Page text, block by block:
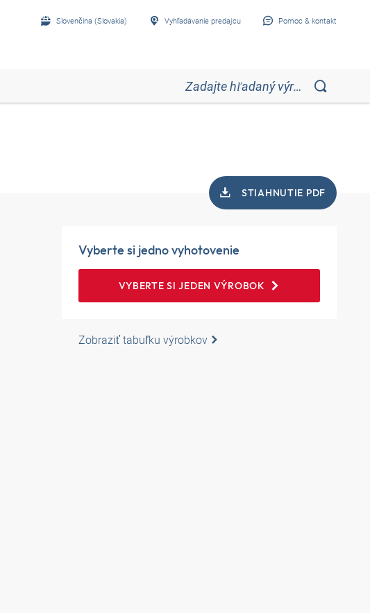
Slovenčina (Slovakia) Vyhľadávanie predajcu Pomoc & kontakt
STIAHNUTIE PDF
Vyberte si jedno vyhotovenie
VYBERTE SI JEDEN VÝROBOK
Zobraziť tabuľku výrobkov